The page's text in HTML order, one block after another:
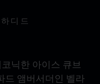
디드
닉한 아이스 큐브
드 앰버서더인 벨라